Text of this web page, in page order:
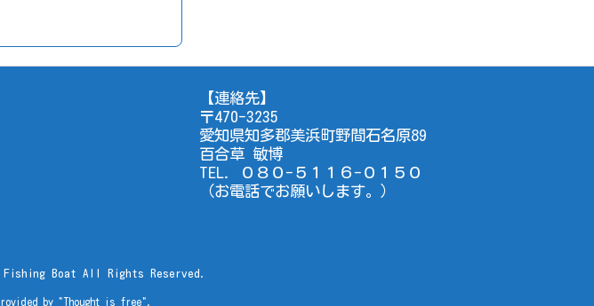
【連絡先】
〒470-3235
愛知県知多郡美浜町野間石名原89
百合草 敏博
TEL. ０８０-５１１６-０１５０
（お電話でお願いします。）
Fishing Boat All Rights Reserved.
by " Thought is free".